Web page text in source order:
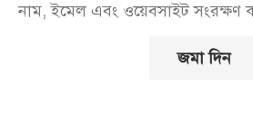
নাম, ইমেল এবং ওয়েবসাইট সংরক্ষণ